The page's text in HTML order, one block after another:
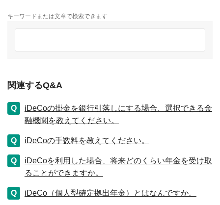
キーワードまたは文章で検索できます
関連するQ&A
iDeCoの掛金を銀行引落しにする場合、選択できる金
融機関を教えてください。
iDeCoの手数料を教えてください。
iDeCoを利用した場合、将来どのくらい年金を受け取
ることができますか。
iDeCo（個人型確定拠出年金）とはなんですか。